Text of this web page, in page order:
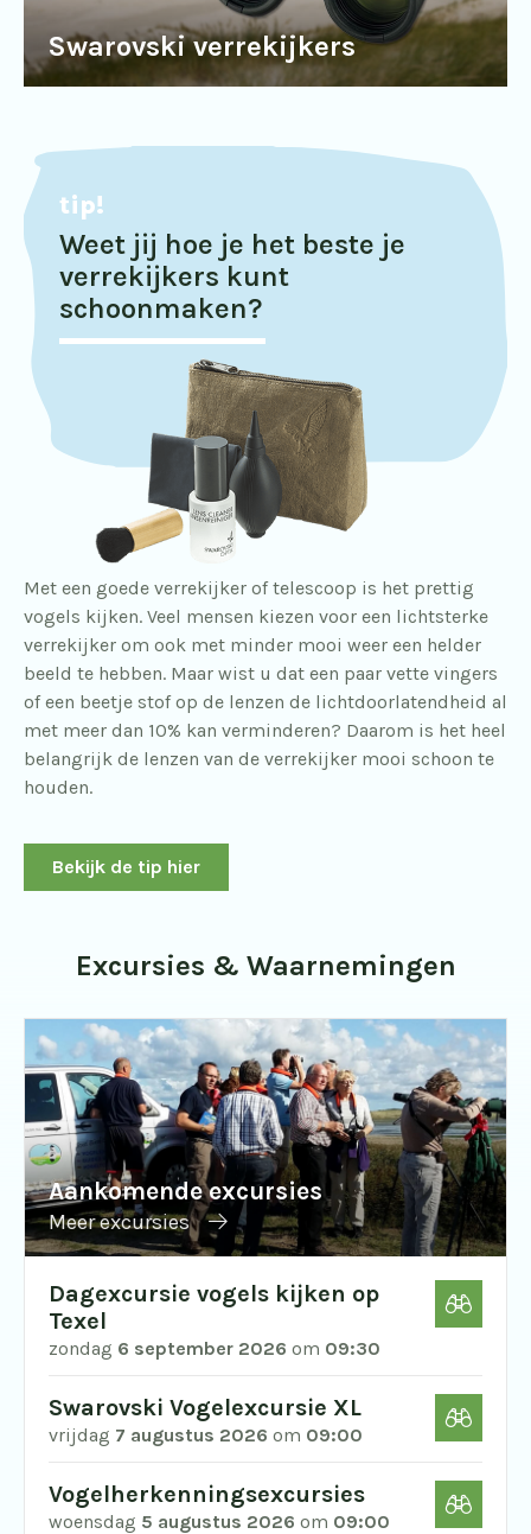
Swarovski verrekijkers
tip!
Weet jij hoe je het beste je
verrekijkers kunt
schoonmaken?
Met een goede verrekijker of telescoop is het prettig
vogels kijken. Veel mensen kiezen voor een lichtsterke
verrekijker om ook met minder mooi weer een helder
beeld te hebben. Maar wist u dat een paar vette vingers
of een beetje stof op de lenzen de lichtdoorlatendheid al
met meer dan 10% kan verminderen? Daarom is het heel
belangrijk de lenzen van de verrekijker mooi schoon te
houden.
Bekijk de tip hier
Excursies & Waarnemingen
Aankomende excursies
Meer excursies
Dagexcursie vogels kijken op
Texel
zondag 6 september 2026 om 09:30
Swarovski Vogelexcursie XL
vrijdag 7 augustus 2026 om 09:00
Vogelherkenningsexcursies
woensdag 5 augustus 2026 om 09:00